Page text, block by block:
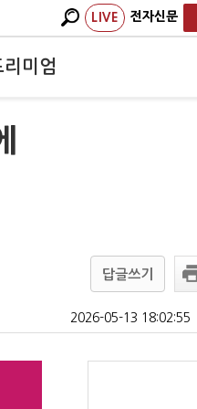
LIVE 전자신문
리미엄
답글쓰기
2026-05-13 18:02:55